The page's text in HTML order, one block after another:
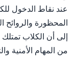
عند نقاط الدخول
المحظورة
إلى أن الكلاب
من المهام الأمنية